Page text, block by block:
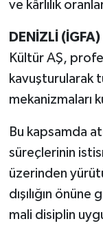
ve kârlılık
DENİZLİ (İGFA)
Kültür AŞ,
kavuşturularak
mekanizmaları
Bu kapsamda
süreçlerinin
üzerinden
dışılığın
mali disiplin